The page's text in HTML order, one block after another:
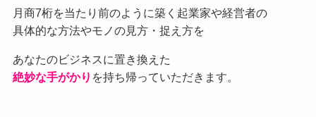
月商7桁を当たり前のように築く起業家や経営者の
具体的な方法やモノの見方・捉え方を
あなたのビジネスに置き換えた
絶妙な手がかり を持ち帰っていただきます。